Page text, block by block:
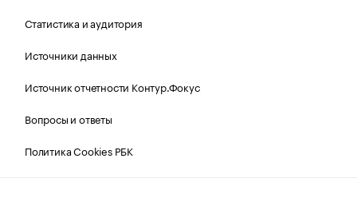
Статистика и аудитория
Источники данных
Источник отчетности Контур.Фокус
Вопросы и ответы
Политика Cookies РБК